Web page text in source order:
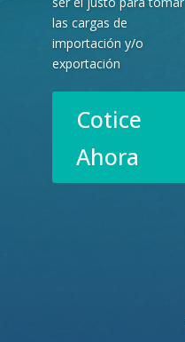
las cargas de
importación y/o
exportación
Cotice
Ahora